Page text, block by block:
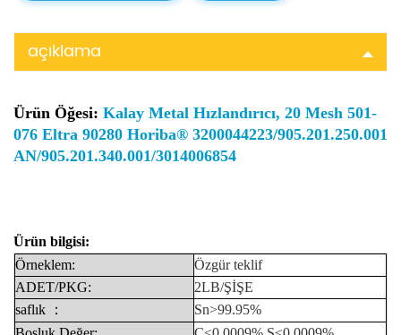
açıklama
Ürün Öğesi: Kalay Metal Hızlandırıcı, 20 Mesh 501-
076 Eltra 90280 Horiba® 3200044223/905.201.250.001
AN/905.201.340.001/3014006854
Ürün bilgisi:
Örneklem:
Özgürteklif
ADET/PKG:
2LB/ŞİŞE
saflık
：
Sn>99.95%